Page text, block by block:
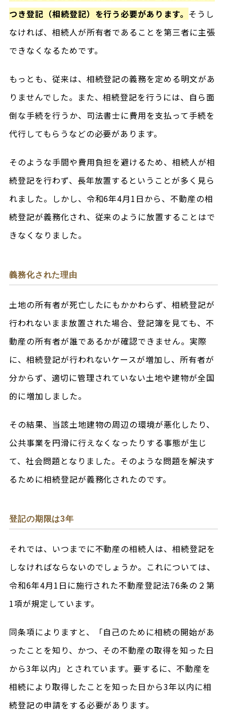
つき登記（相続登記）を行う必要があります。 そうし
なければ、相続人が所有者であることを第三者に主張
できなくなるためです。
もっとも、従来は、相続登記の義務を定める明文があ
りませんでした。また、相続登記を行うには、自ら面
倒な手続を行うか、司法書士に費用を支払って手続を
代行してもらうなどの必要があります。
そのような手間や費用負担を避けるため、相続人が相
続登記を行わず、長年放置するということが多く見ら
れました。しかし、令和6年4月1日から、不動産の相
続登記が義務化され、従来のように放置することはで
きなくなりました。
義務化された理由
土地の所有者が死亡したにもかかわらず、相続登記が
行われないまま放置された場合、登記簿を見ても、不
動産の所有者が誰であるかが確認できません。実際
に、相続登記が行われないケースが増加し、所有者が
分からず、適切に管理されていない土地や建物が全国
的に増加しました。
その結果、当該土地建物の周辺の環境が悪化したり、
公共事業を円滑に行えなくなったりする事態が生じ
て、社会問題となりました。そのような問題を解決す
るために相続登記が義務化されたのです。
登記の期限は3年
それでは、いつまでに不動産の相続人は、相続登記を
しなければならないのでしょうか。これについては、
令和6年4月1日に施行された不動産登記法76条の２第
1項が規定しています。
同条項によりますと、「自己のために相続の開始があ
ったことを知り、かつ、その不動産の取得を知った日
から3年以内」とされています。要するに、不動産を
相続により取得したことを知った日から3年以内に相
続登記の申請をする必要があります。